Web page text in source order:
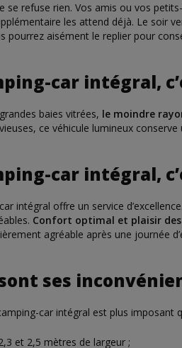
se refuse rien. Vos amis ou vos
les attend déjà. Le soir
pourrez aisément le replier pour
car intégral,
baies vitrées, le moindre
ce véhicule lumineux
car intégral,
intégral offre un service
Confort optimal et plaisir
agréable après une journée
ses
car intégral est plus imposant
et 2,5 mètres de largeur ;